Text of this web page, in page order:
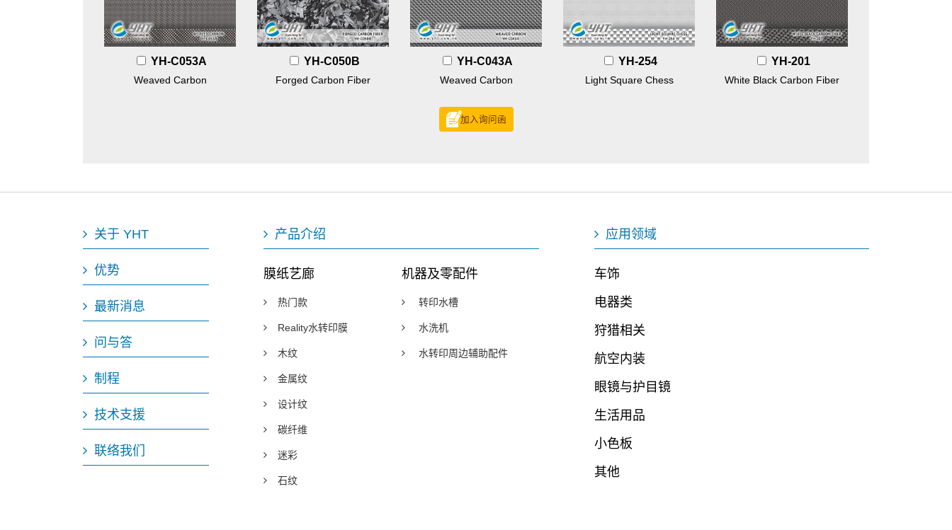
YH-C053A
Weaved Carbon
YH-C050B
Forged Carbon Fiber
YH-C043A
Weaved Carbon
YH-254
Light Square Chess
YH-201
White Black Carbon Fiber
加入询问函
关于 YHT
优势
最新消息
问与答
制程
技术支援
联络我们
产品介绍
膜纸艺廊
热门款
Reality水转印膜
木纹
金属纹
设计纹
碳纤维
迷彩
石纹
机器及零配件
转印水槽
水洗机
水转印周边辅助配件
应用领域
车饰
电器类
狩猎相关
航空内装
眼镜与护目镜
生活用品
小色板
其他